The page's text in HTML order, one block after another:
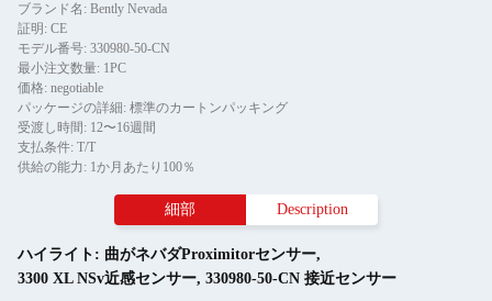
ブランド名: Bently Nevada
証明: CE
モデル番号: 330980-50-CN
最小注文数量: 1PC
価格: negotiable
パッケージの詳細: 標準のカートンパッキング
受渡し時間: 12〜16週間
支払条件: T/T
供給の能力: 1か月あたり100％
細部 Description
ハイライト: 曲がネバダProximitorセンサー,
3300 XL NSv近感センサー, 330980-50-CN 接近センサー